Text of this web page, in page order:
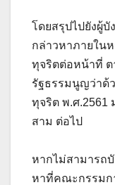
โดยสรุปไปยังผู้
กล่าวหาภายใน
ทุจริตต่อหน้าที่
รัฐธรรมนูญว่าด้
ทุจริต พ.ศ.2561
สาม ต่อไป
หากไม่สามารถ
หาที่คณะกรรมก